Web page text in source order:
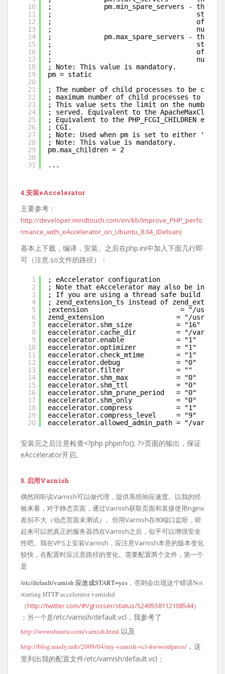
10
11
12
13
14
15
16
17
18
19
20
21
22
23
24
25
26
27
28
29
30
31
;             pm.min_spare_servers - the
;
;
;
;             pm.max_spare_servers - the
;
;
;
; Note: This value is mandatory.
pm = static
; The number of child processes to be
; maximum number of child processes to be
; This value sets the limit on the number
; served. Equivalent to the
; Equivalent to the PHP_FCGI_CHILDREN
; CGI.
; Note: Used when pm is set to either
; Note: This value is mandatory.
pm.max_children = 2
...
4.安装eAccelerator
主要参考：
http://developer.mindtouch.com/en/kb/Improve_PHP_perfo
rmance_with_eAccelerator_on_Ubuntu_8.04_(Debian)
基本上下载，编译，安装。之后在php.ini中加入下面几行即
可（注意.so文件的路径）：
1
2
3
4
5
6
7
8
9
10
11
12
13
14
15
16
17
18
19
20
; eAccelerator configuration
; Note that eAccelerator may also be
; If you are using a thread safe build of
; zend_extension_ts instead of
;extension                       = "/usr/
zend_extension                  = "/usr/
eaccelerator.shm_size           = "16"
eaccelerator.cache_dir          = "/var/
eaccelerator.enable             = "1"
eaccelerator.optimizer          = "1"
eaccelerator.check_mtime        = "1"
eaccelerator.debug              = "0"
eaccelerator.filter             = ""
eaccelerator.shm_max            = "0"
eaccelerator.shm_ttl            = "0"
eaccelerator.shm_prune_period   = "0"
eaccelerator.shm_only           = "0"
eaccelerator.compress           = "1"
eaccelerator.compress_level     = "9"
eaccelerator.allowed_admin_path = "/var/
安装完之后注意检查<?php phpinfo(); ?>页面的输出，保证
eAccelerator开启。
5. 启用Varnish
偶然间听说Varnish可以做代理，提供系统响应速度。以我的经
验来看，对于静态页面，通过Varnish获取页面和直接使用nginx
差别不大（动态页面未测试）。但用Varnish在80端口监听，听
起来可以把真正的服务器挡在Varnish之后，似乎可以增强安全
性吧。我在VPS上安装Varnish，应注意Varnish本意的版本变化
较快，在配置时应注意路径的变化。需要配置两个文件，第一个
是
/etc/default/varnish 应改成START=yes ，否则会出现这个错误Not
starting HTTP accelerator varnishd
（http://twitter.com/#!/grosser/status/5249558112108544）
；另一个是/etc/varnish/default.vcl，我参考了
http://wowubuntu.com/varnish.html 以及
http://blog.mudy.info/2009/04/my-varnish-vcl-for-wordpress/ ，这
里列出我的配置文件/etc/varnish/default.vcl：